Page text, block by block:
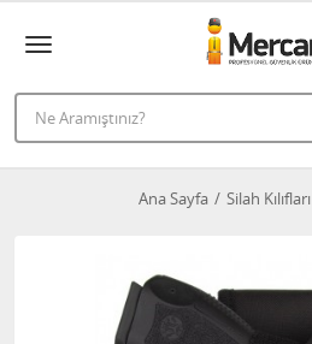
Ana Sayfa Silah Kılıfları